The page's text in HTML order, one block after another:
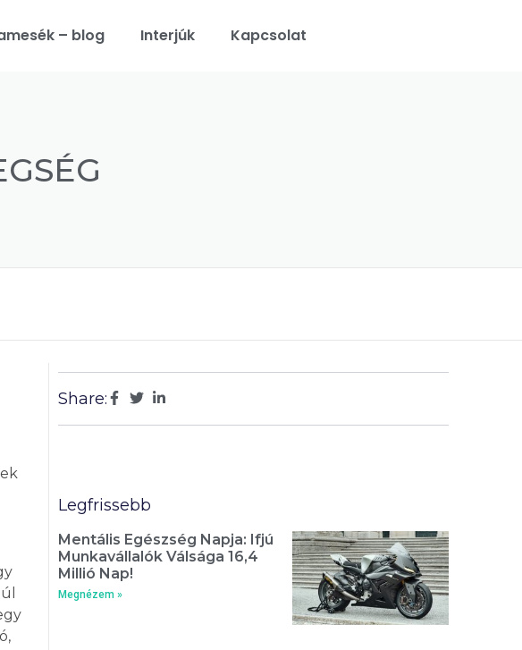
– blog Interjúk Kapcsolat
Share:
Legfrissebb
Mentális Egészség Napja: Ifjú
Munkavállalók Válsága 16,4
Millió Nap!
Megnézem »